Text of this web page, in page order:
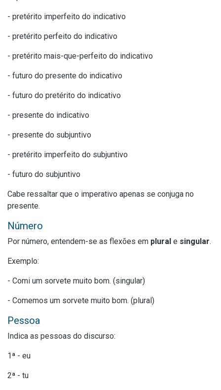
- pretérito imperfeito do indicativo
- pretérito perfeito do indicativo
- pretérito mais-que-perfeito do indicativo
- futuro do presente do indicativo
- futuro do pretérito do indicativo
- presente do indicativo
- presente do subjuntivo
- pretérito imperfeito do subjuntivo
- futuro do subjuntivo
Cabe ressaltar que o imperativo apenas se conjuga no
presente.
Número
Por número, entendem-se as flexões em plural e singular.
Exemplo:
- Comi um sorvete muito bom. (singular)
- Comemos um sorvete muito bom. (plural)
Pessoa
Indica as pessoas do discurso:
1ª - eu
2ª - tu